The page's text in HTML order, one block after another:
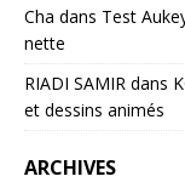
Cha dans Test
nette
RIADI SAMIR dans
et dessins animés
ARCHIVES